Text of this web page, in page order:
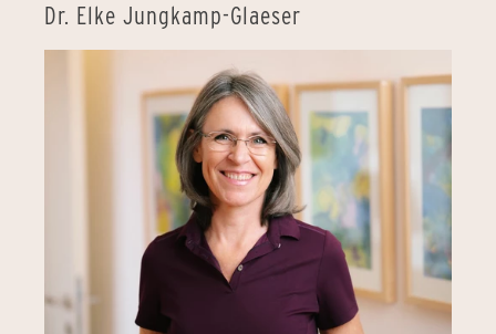
Dr. Elke Jungkamp-Glaeser